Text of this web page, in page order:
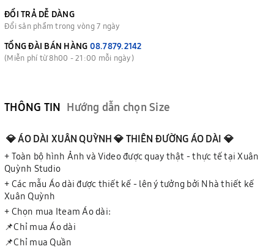
ĐỔI TRẢ DỄ DÀNG
Đổi sản phẩm trong vòng 7 ngày
TỔNG ĐÀI BÁN HÀNG 08.7879.2142
(Miễn phí từ 8h00 - 21:00 mỗi ngày)
THÔNG TIN Hướng dẫn chọn Size
💎 ÁO DÀI XUÂN QUỲNH 💎 THIÊN ĐƯỜNG ÁO DÀI 💎
+ Toàn bộ hình Ảnh và Video được quay thật - thực tế tại Xuân
Quỳnh Studio
+ Các mẫu Áo dài được thiết kế - lên ý tưởng bởi Nhà thiết kế
Xuân Quỳnh
+ Chọn mua Iteam Áo dài:
📌Chỉ mua Áo dài
📌Chỉ mua Quần